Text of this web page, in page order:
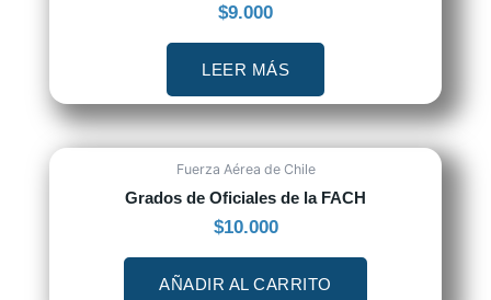
$9.000
LEER MÁS
Fuerza Aérea de Chile
Grados de Oficiales de la FACH
$10.000
AÑADIR AL CARRITO